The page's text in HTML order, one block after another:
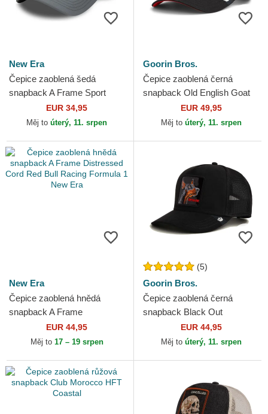
New Era
Čepice zaoblená šedá
snapback A Frame Sport
New York Yankees MLB
New Era
EUR 34,95
Měj to úterý, 11. srpen
Goorin Bros.
Čepice zaoblená černá
snapback Old English Goat
The Farm Goorin Bros.
EUR 49,95
Měj to úterý, 11. srpen
New Era
Čepice zaoblená hnědá
snapback A Frame
Distressed Cord Red Bull
Racing Formula 1 New Era
EUR 44,95
Měj to 17 – 19 srpen
(5)
Goorin Bros.
Čepice zaoblená černá
snapback Black Out
Doberman Metallic The Farm
Goorin Bros.
EUR 44,95
Měj to úterý, 11. srpen